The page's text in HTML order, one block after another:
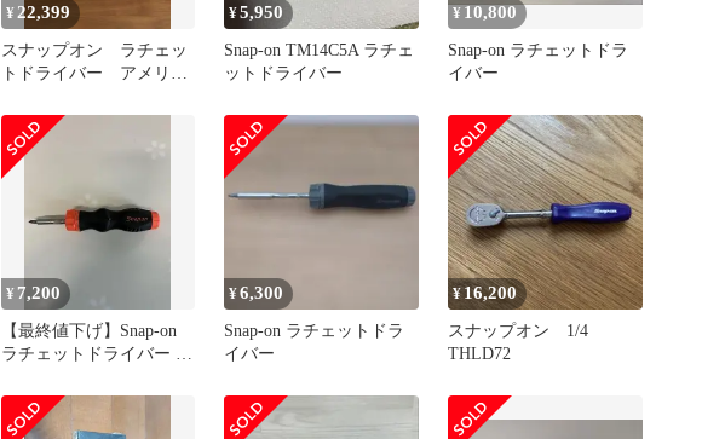
¥ 22,399
スナップオン ラチェッ
トドライバー アメリカ
¥5,950
Snap-on TM14C5A ラチェ
ットドライバー
¥ 10,800
Snap-on ラチェットドラ
イバー
¥ 7,200
【最終値下げ】Snap-on
ラチェットドライバー 本
¥6,300
Snap-on ラチェットドラ
イバー
¥ 16,200
スナップオン 1/4
THLD72